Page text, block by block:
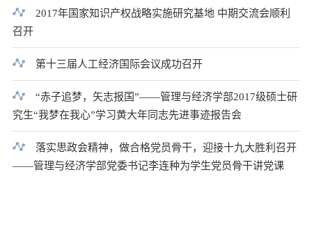
2017年国家知识产权战略实施研究基地 中期交流会顺利
召开
第十三届人工经济国际会议成功召开
“赤子追梦，矢志报国”——管理与经济学部2017级硕士研
究生“我梦在我心”学习黄大年同志先进事迹报告会
落实思政会精神，做合格党员骨干，迎接十九大胜利召开
——管理与经济学部党委书记李连种为学生党员骨干讲党课